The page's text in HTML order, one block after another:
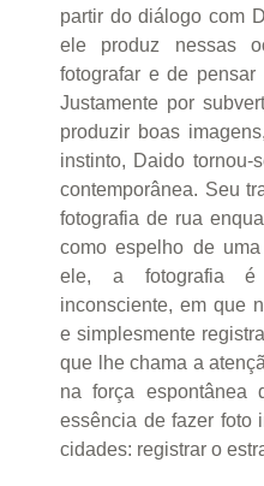
partir do diálogo com
ele produz nessas
fotografar e de
Justamente por
produzir boas
instinto, Daido tornou-
contemporânea. Seu
fotografia de rua
como espelho de
ele, a fotografia é
inconsciente, em que
e simplesmente
que lhe chama a
na força espontânea
essência de fazer foto
cidades: registrar o